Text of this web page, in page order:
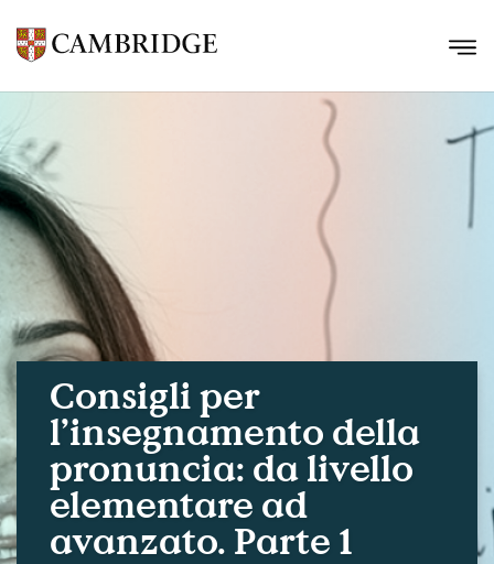
Consigli per
l’insegnamento della
pronuncia: da livello
elementare ad
avanzato. Parte 1